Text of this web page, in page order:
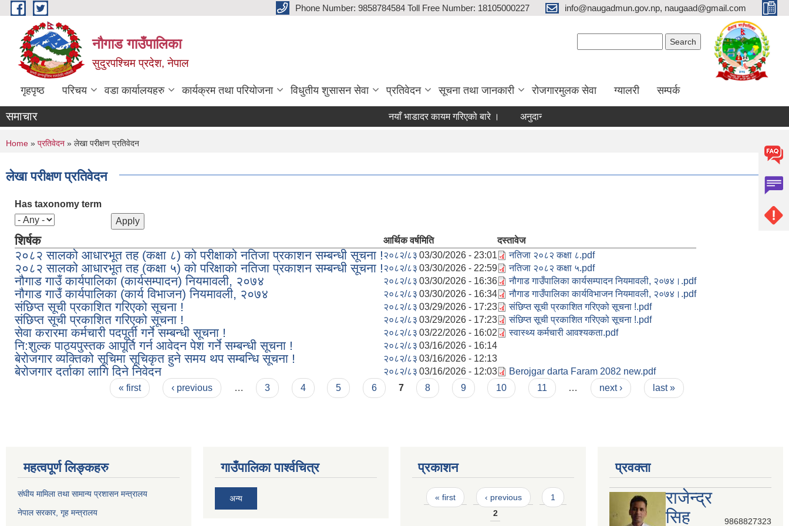
Skip to main content Phone Number: 9858784584 Toll Free Number: 18105000227 info@naugadmun.gov.np, naugaad@gmail.com
नौगाड गाउँपालिका
सुदुरपश्चिम प्रदेश, नेपाल
गृहपृष्ठ परिचय वडा कार्यालयहरु कार्यक्रम तथा परियोजना विधुतीय शुसासन सेवा प्रतिवेदन सूचना तथा जानकारी रोजगारमुलक सेवा ग्यालरी सम्पर्क
समाचार नयाँ भाडादर कायम गरिएको बारे । अनुदान फाराम
You are here
Home » प्रतिवेदन » लेखा परीक्षण प्रतिवेदन
लेखा परीक्षण प्रतिवेदन
Has taxonomy term
शिर्षक आर्थिक वर्षमिति दस्तावेज
२०८२ सालको आधारभूत तह (कक्षा ८) को परीक्षाको नतिजा प्रकाशन सम्बन्धी सूचना !२०८२/८३ 03/30/2026 - 23:01 नतिजा २०८२ कक्षा ८.pdf
२०८२ सालको आधारभूत तह (कक्षा ५) को परिक्षाको नतिजा प्रकाशन सम्बन्धी सूचना !२०८२/८३ 03/30/2026 - 22:59 नतिजा २०८२ कक्षा ५.pdf
नौगाड गाउँ कार्यपालिका (कार्यसम्पादन) नियमावली, २०७४ २०८२/८३ 03/30/2026 - 16:36 नौगाड गाउँपालिका कार्यसम्पादन नियमावली, २०७४।.pdf
नौगाड गाउँ कार्यपालिका (कार्य विभाजन) नियमावली, २०७४ २०८२/८३ 03/30/2026 - 16:34 नौगाड गाउँपालिका कार्यविभाजन नियमावली, २०७४।.pdf
संछिप्त सूची प्रकाशित गरिएको सूचना ! २०८२/८३ 03/29/2026 - 17:23 संछिप्त सूची प्रकाशित गरिएको सूचना !.pdf
संछिप्त सूची प्रकाशित गरिएको सूचना ! २०८२/८३ 03/29/2026 - 17:23 संछिप्त सूची प्रकाशित गरिएको सूचना !.pdf
सेवा करारमा कर्मचारी पदपूर्ती गर्ने सम्बन्धी सूचना ! २०८२/८३ 03/22/2026 - 16:02 स्वास्थ्य कर्मचारी आवश्यकता.pdf
नि:शुल्क पाठ्यपुस्तक आपूर्ति गर्न आवेदन पेश गर्ने सम्बन्धी सूचना ! २०८२/८३ 03/16/2026 - 16:14
बेरोजगार व्यक्तिको सूचिमा सूचिकृत हुने समय थप सम्बन्धि सूचना ! २०८२/८३ 03/16/2026 - 12:13
बेरोजगार दर्ताका लागि दिने निवेदन २०८२/८३ 03/16/2026 - 12:03 Berojgar darta Faram 2082 new.pdf
« first ‹ previous … 3 4 5 6 7 8 9 10 11 … next › last »
महत्वपूर्ण लिङ्कहरु
संघीय मामिला तथा सामान्य प्रशासन मन्त्रालय
नेपाल सरकार, गृह मन्त्रालय
गाउँपालिका पार्श्वचित्र
अन्य
प्रकाशन
Pages
« first ‹ previous
1
2
प्रवक्ता
राजेन्द्र
सिह
9868827323